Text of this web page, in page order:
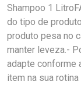
Shampoo 1
do tipo de
produto pesa no
manter leveza.-
adapte conforme
item na sua